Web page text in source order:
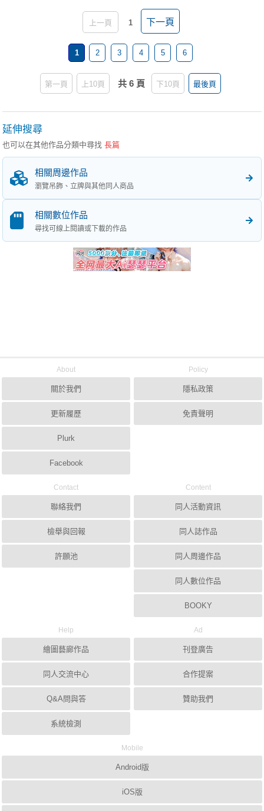
上一頁 1 下一頁
1 2 3 4 5 6
第一頁 上10頁 共 6 頁 下10頁 最後頁
延伸搜尋
也可以在其他作品分類中尋找長篇
相關周邊作品
瀏覽吊飾、立牌與其他同人商品
相關數位作品
尋找可線上閱讀或下載的作品
About
關於我們
更新履歷
Plurk
Facebook
Policy
隱私政策
免責聲明
Contact
聯絡我們
檢舉與回報
許願池
Content
同人活動資訊
同人誌作品
同人周邊作品
同人數位作品
BOOKY
Help
繪圖藝廊作品
同人交流中心
Q&A問與答
系統檢測
Ad
刊登廣告
合作提案
贊助我們
Mobile
Android版
iOS版